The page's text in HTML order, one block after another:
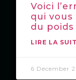
Voici
qui
du
LIRE LA
6 December